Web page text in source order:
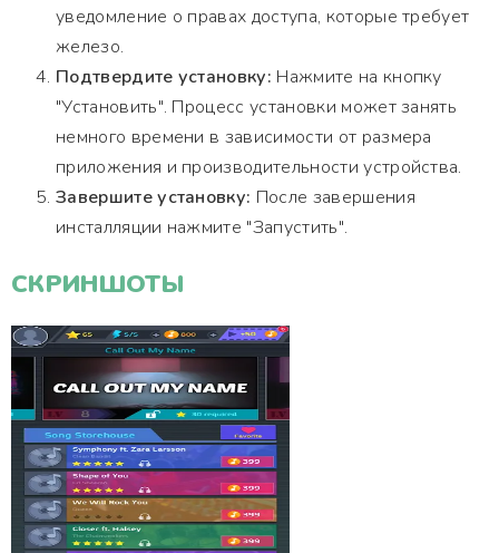
уведомление о правах доступа, которые требует
железо.
Подтвердите установку: Нажмите на кнопку
"Установить". Процесс установки может занять
немного времени в зависимости от размера
приложения и производительности устройства.
Завершите установку: После завершения
инсталляции нажмите "Запустить".
СКРИНШОТЫ